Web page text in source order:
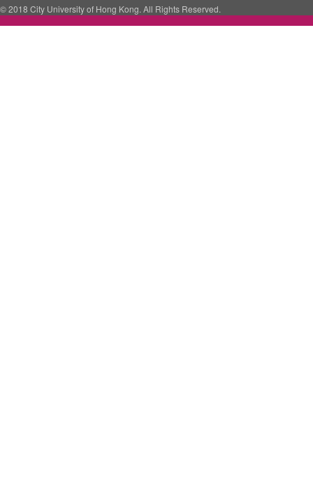
© 2018 City University of Hong Kong. All Rights Reserved.